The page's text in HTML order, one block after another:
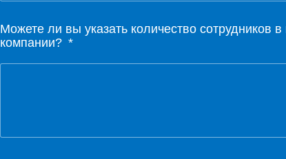
Можете ли вы указать количество сотрудников
компании?